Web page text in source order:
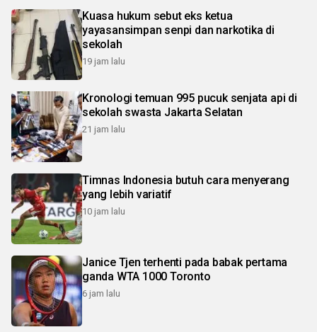
Kuasa hukum sebut eks ketua
yayasansimpan senpi dan narkotika di
sekolah
19 jam lalu
Kronologi temuan 995 pucuk senjata api di
sekolah swasta Jakarta Selatan
21 jam lalu
Timnas Indonesia butuh cara menyerang
yang lebih variatif
10 jam lalu
Janice Tjen terhenti pada babak pertama
ganda WTA 1000 Toronto
6 jam lalu